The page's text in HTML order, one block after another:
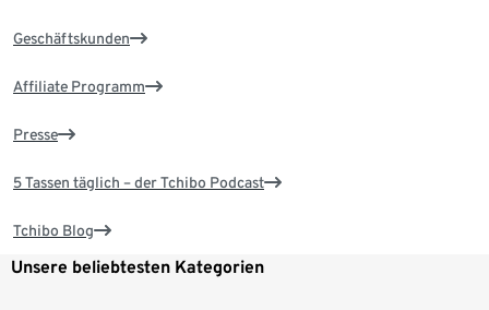
Geschäftskunden
Affiliate Programm
Presse
5 Tassen täglich – der Tchibo Podcast
Tchibo Blog
Unsere beliebtesten Kategorien